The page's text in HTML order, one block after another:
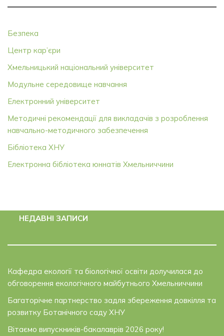
Безпека
Центр кар’єри
Хмельницький національний університет
Модульне середовище навчання
Електронний університет
Методичні рекомендації для викладачів з розроблення
навчально-методичного забезпечення
Бібліотека ХНУ
Електронна бібліотека юннатів Хмельниччини
НЕДАВНІ ЗАПИСИ
Кафедра екології та біологічної освіти долучилася до
обговорення екологічного майбутнього Хмельниччини
Багаторічне партнерство задля збереження довкілля та
розвитку Ботанічного саду ХНУ
Вітаємо випускників-бакалаврів 2026 року!